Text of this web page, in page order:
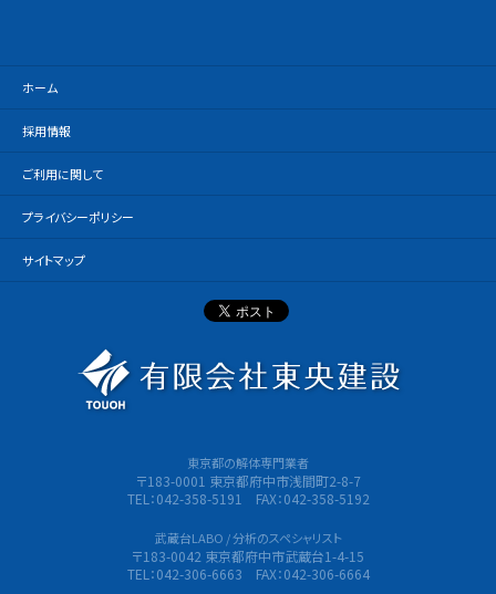
ホーム
採用情報
ご利用に関して
プライバシーポリシー
サイトマップ
東京都の解体専門業者
〒183-0001 東京都府中市浅間町2-8-7
TEL：042-358-5191 FAX：042-358-5192
武蔵台LABO / 分析のスペシャリスト
〒183-0042 東京都府中市武蔵台1-4-15
TEL：042-306-6663 FAX：042-306-6664